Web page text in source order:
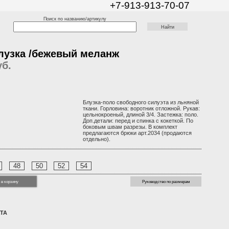
+7-913-913-70-07
Поиск по названию/артикулу
/бежевый меланж
Блузка-поло свободного силуэта из льняной
ткани. Горловина: воротник отложной. Рукав:
цельнокроеный, длиной 3/4. Застежка: поло.
Доп.детали: перед и спинка с кокеткой. По
боковым швам разрезы. В комплект
предлагаются брюки арт.2034 (продаются
отдельно).
48 50 52 54
корзину Руководство по размерам